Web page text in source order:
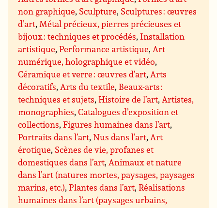
non graphique, Sculpture, Sculptures : œuvres
d’art,Métal précieux, pierres précieuses et
bijoux : techniques et procédés, Installation
artistique,Performance artistique,Art
numérique, holographique et vidéo,
Céramique et verre : œuvres d’art,Arts
décoratifs,Arts du textile, Beaux-arts :
techniques et sujets,Histoire de l’art,Artistes,
monographies,Catalogues d’exposition et
collections,Figures humaines dans l’art,
Portraits dans l’art,Nus dans l’art,Art
érotique, Scènes de vie, profanes et
domestiques dans l’art,Animaux et nature
dans l’art (natures mortes, paysages, paysages
marins, etc.),Plantes dans l’art,Réalisations
humaines dans l’art (paysages urbains,